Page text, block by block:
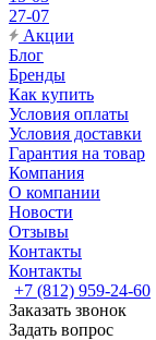
27-07
Акции
Блог
Бренды
Как купить
Условия оплаты
Условия доставки
Гарантия на товар
Компания
О компании
Новости
Отзывы
Контакты
Контакты
+7 (812) 959-24-60
Заказать звонок
Задать вопрос